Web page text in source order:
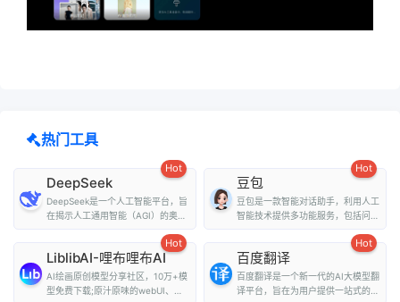
热门工具
Hot
DeepSeek
DeepSeek是一个人工智能平台，旨
在揭示人工通用智能（AGI）的奥
Hot
豆包
豆包是一款智能对话助手，利用人工
智能技术提供多功能服务，包括问
Hot
LiblibAI-哩布哩布AI
AI绘画原创模型分享社区，10万+模
型免费下载;原汁原味的webUI、
Hot
百度翻译
百度翻译是一个新一代的AI大模型翻
译平台，旨在为用户提供一站式的翻